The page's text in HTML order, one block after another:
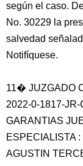
según el caso.
No. 30229 la
salvedad
Notifíquese.
11� JUZGADO
2022-0-1817-
GARANTIAS
ESPECIALISTA
AGUSTIN